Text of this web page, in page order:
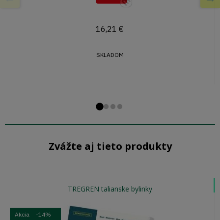
16,21 €
SKLADOM
Prejsďż˝ na
Prejsďż˝ na
Prejsďż˝ na
Prejsďż˝ na
Zvážte aj tieto produkty
TREGREN talianske bylinky
Akcia -14%